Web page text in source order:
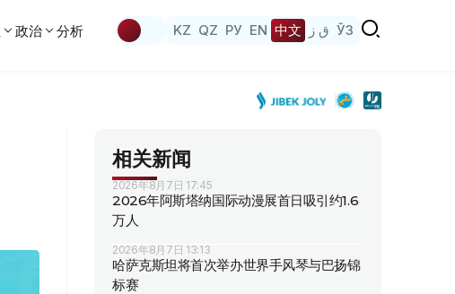
政治 分析 KZ QZ РУ EN 中文 ق ز ЎЗ
相关新闻
2026年8月7日 17:45
2026年阿斯塔纳国际动漫展首日吸引约1.6
万人
2026年8月7日 13:13
哈萨克斯坦将首次举办世界手风琴与巴扬锦
标赛